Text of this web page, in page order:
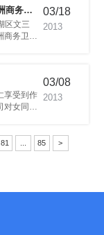
03/18
2013
03/08
2013
81 85 >